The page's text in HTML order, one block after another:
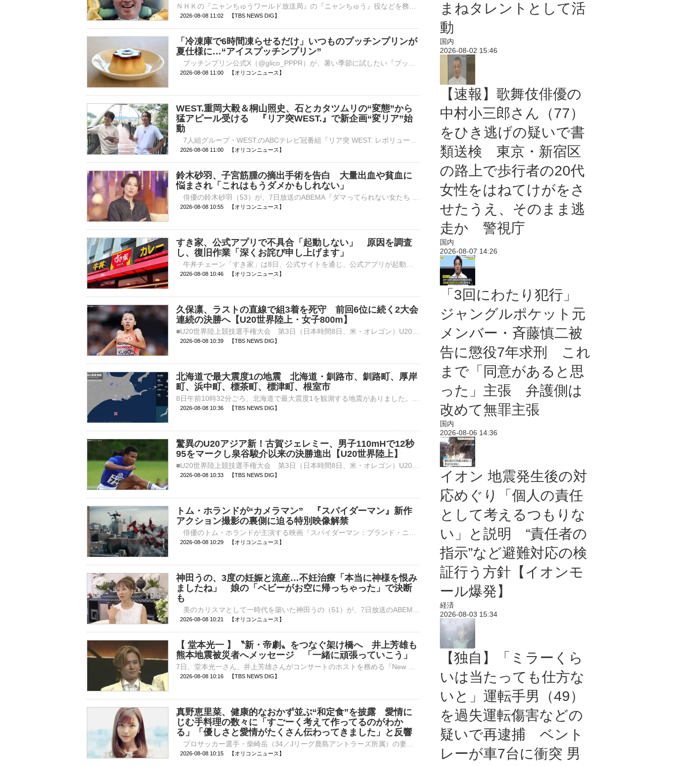
2026-08-08 11:02 【TBS NEWS DIG】
「冷凍庫で6時間凍らせるだけ」いつものプッチンプリンが
夏仕様に…“アイスプッチンプリン”
2026-08-08 11:00 【オリコンニュース】
WEST.重岡大毅＆桐山照史、石とカタツムリの“変態”から
猛アピール受ける 『リア突WEST.』で新企画“変リア”始
動
2026-08-08 11:00 【オリコンニュース】
鈴木砂羽、子宮筋腫の摘出手術を告白 大量出血や貧血に
悩まされ「これはもうダメかもしれない」
2026-08-08 10:55 【オリコンニュース】
すき家、公式アプリで不具合「起動しない」 原因を調査
し、復旧作業「深くお詫び申し上げます」
2026-08-08 10:46 【オリコンニュース】
久保凛、ラストの直線で組3着を死守 前回6位に続く2大会
連続の決勝へ【U20世界陸上・女子800m】
2026-08-08 10:39 【TBS NEWS DIG】
北海道で最大震度1の地震 北海道・釧路市、釧路町、厚岸
町、浜中町、標茶町、標津町、根室市
2026-08-08 10:36 【TBS NEWS DIG】
驚異のU20アジア新！古賀ジェレミー、男子110mHで12秒
95をマークし泉谷駿介以来の決勝進出【U20世界陸上】
2026-08-08 10:33 【TBS NEWS DIG】
トム・ホランドが“カメラマン” 『スパイダーマン』新作
アクション撮影の裏側に迫る特別映像解禁
2026-08-08 10:29 【オリコンニュース】
神田うの、3度の妊娠と流産…不妊治療「本当に神様を恨み
ましたね」 娘の「ベビーがお空に帰っちゃった」で決断
も
2026-08-08 10:21 【オリコンニュース】
【 堂本光一 】〝新・帝劇〟をつなぐ架け橋へ 井上芳雄も
熊本地震被災者へメッセージ 「一緒に頑張っていこう」
2026-08-08 10:16 【TBS NEWS DIG】
真野恵里菜、健康的なおかず並ぶ“和定食”を披露 愛情に
じむ手料理の数々に「すごーく考えて作ってるのがわか
る」「優しさと愛情がたくさん伝わってきました」と反響
2026-08-08 10:15 【オリコンニュース】
まねタレントとして活
動
国内
2026-08-02 15:46
【速報】歌舞伎俳優の
中村小三郎さん（77）
をひき逃げの疑いで書
類送検 東京・新宿区
の路上で歩行者の20代
女性をはねてけがをさ
せたうえ、そのまま逃
走か 警視庁
国内
2026-08-07 14:26
「3回にわたり犯行」
ジャングルポケット元
メンバー・斉藤慎二被
告に懲役7年求刑 これ
まで「同意があると思
った」主張 弁護側は
改めて無罪主張
国内
2026-08-06 14:36
イオン 地震発生後の対
応めぐり「個人の責任
として考えるつもりな
い」と説明 “責任者の
指示”など避難対応の検
証行う方針【イオンモ
ール爆発】
経済
2026-08-03 15:34
【独自】「ミラーくら
いは当たっても仕方な
いと」運転手男（49）
を過失運転傷害などの
疑いで再逮捕 ベント
レーが車7台に衝突 男